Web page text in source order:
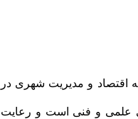
اقتصاد و مدیریت شهری در
علمی و فنی است و رعایت